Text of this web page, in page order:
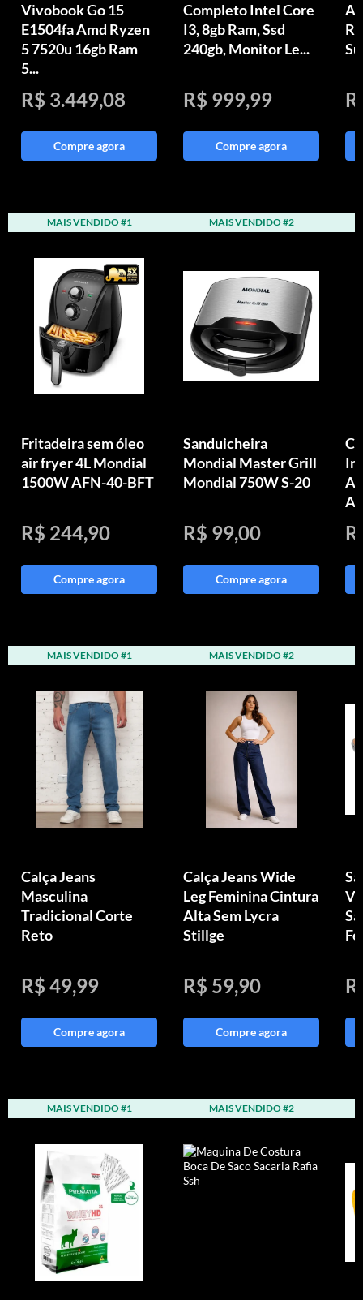
Vivobook Go 15
E1504fa Amd Ryzen
5 7520u 16gb Ram
5...
R$ 3.449,08
Compre agora
Completo Intel Core
I3, 8gb Ram, Ssd
240gb, Monitor Le...
R$ 999,99
Compre agora
MAIS VENDIDO #1
Fritadeira sem óleo
air fryer 4L Mondial
1500W AFN-40-BFT
R$ 244,90
Compre agora
MAIS VENDIDO #2
Sanduicheira
Mondial Master Grill
Mondial 750W S-20
R$ 99,00
Compre agora
MAIS VENDIDO #1
Calça Jeans
Masculina
Tradicional Corte
Reto
R$ 49,99
Compre agora
MAIS VENDIDO #2
Calça Jeans Wide
Leg Feminina Cintura
Alta Sem Lycra
Stillge
R$ 59,90
Compre agora
MAIS VENDIDO #1 MAIS VENDIDO #2